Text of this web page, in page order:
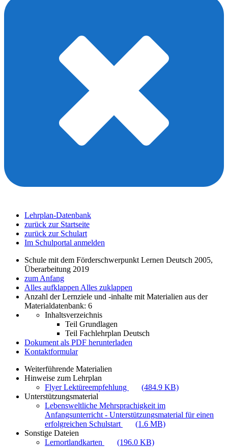
Lehrplan-Datenbank
zurück zur Startseite
zurück zur Schulart
Im Schulportal anmelden
Schule mit dem Förderschwerpunkt Lernen Deutsch 2005,
Überarbeitung 2019
zum Anfang
Alles aufklappen Alles zuklappen
Anzahl der Lernziele und -inhalte mit Materialien aus der
Materialdatenbank: 6
Inhaltsverzeichnis
Teil Grundlagen
Teil Fachlehrplan Deutsch
Dokument als PDF herunterladen
Kontaktformular
Weiterführende Materialien
Hinweise zum Lehrplan
Flyer Lektüreempfehlung
(484.9 KB)
Unterstützungsmaterial
Lebensweltliche Mehrsprachigkeit im
Anfangsunterricht - Unterstützungsmaterial für einen
erfolgreichen Schulstart
(1.6 MB)
Sonstige Dateien
Lernortlandkarten
(196.0 KB)